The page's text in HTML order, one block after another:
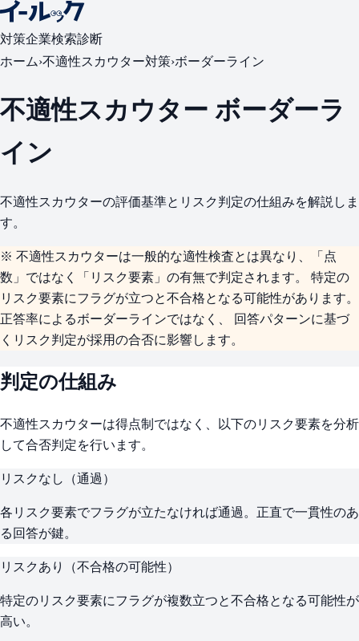
対策企業検索診断
ホーム›不適性スカウター対策›ボーダーライン
不適性スカウター ボーダーラ
イン
不適性スカウターの評価基準とリスク判定の仕組みを解説しま
す。
※ 不適性スカウターは一般的な適性検査とは異なり、
「点
数」ではなく「リスク要素」の有無で判定されます。 特定の
リスク要素にフラグが立つと不合格となる可能性があります。
正答率によるボーダーラインではなく、 回答パターンに基づ
くリスク判定が採用の合否に影響します。
判定の仕組み
不適性スカウターは得点制ではなく、以下のリスク要素を分析
して合否判定を行います。
リスクなし（通過）
各リスク要素でフラグが立たなければ通過。正直で一貫性のあ
る回答が鍵。
リスクあり（不合格の可能性）
特定のリスク要素にフラグが複数立つと不合格となる可能性が
高い。